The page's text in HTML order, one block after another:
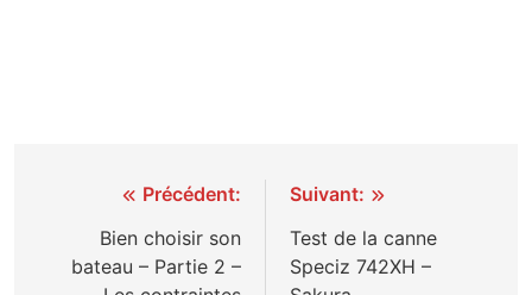
Navigation
l’article
Précédent:
Bien choisir son
bateau – Partie 2 –
Suivant:
Test de la canne
Speciz 742XH –